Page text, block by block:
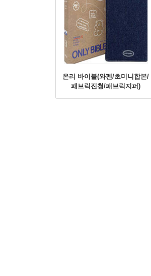
온리 바이블(와펜/초미니합본/
패브릭진청/패브릭지퍼)